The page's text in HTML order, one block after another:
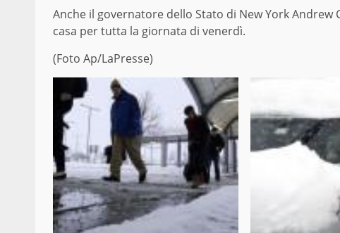
Anche il governatore dello Stato di New York
casa per tutta la giornata di venerdì.
(Foto Ap/LaPresse)